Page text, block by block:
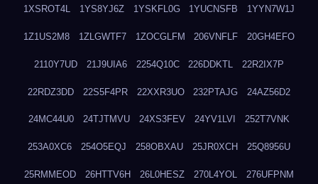
1XSROT4L 1YS8YJ6Z 1YSKFL0G 1YUCNSFB 1YYN7W1J
1Z1US2M8 1ZLGWTF7 1ZOCGLFM 206VNFLF 20GH4EFO
2110Y7UD 21J9UIA6 2254Q10C 226DDKTL 22R2IX7P
22RDZ3DD 22S5F4PR 22XXR3UO 232PTAJG 24AZ56D2
24MC44U0 24TJTMVU 24XS3FEV 24YV1LVI 252T7VNK
253A0XC6 254O5EQJ 258OBXAU 25JR0XCH 25Q8956U
25RMMEOD 26HTTV6H 26L0HESZ 270L4YOL 276UFPNM